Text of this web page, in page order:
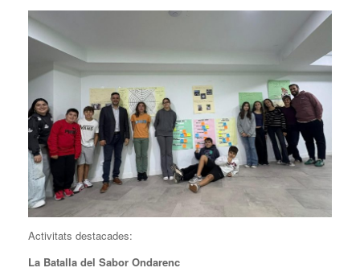
Activitats destacades:
La Batalla del Sabor Ondarenc